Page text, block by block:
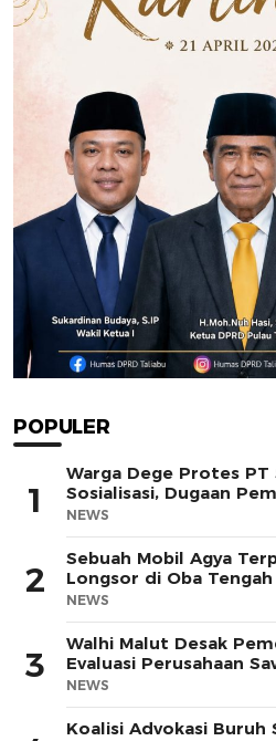
POPULER
1
Warga Dege Protes PT
Sosialisasi, Dugaan
NEWS
2
Sebuah Mobil Agya
Longsor di Oba Tengah
NEWS
3
Walhi Malut Desak
Evaluasi Perusahaan
NEWS
Koalisi Advokasi Buruh